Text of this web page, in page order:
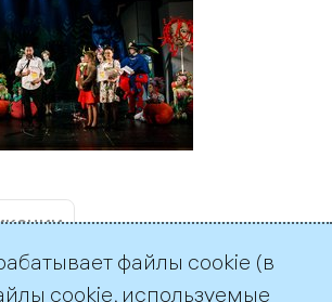
файлы cookie (в
cookie, используемые